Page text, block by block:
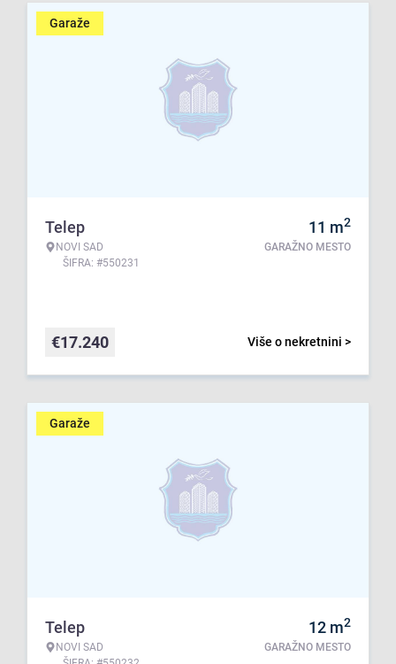
Garaže
Telep
NOVI SAD
ŠIFRA: #550231
11 m2
GARAŽNO MESTO
Više o nekretnini >
€17.240
Garaže
Telep
NOVI SAD
12 m2
GARAŽNO MESTO